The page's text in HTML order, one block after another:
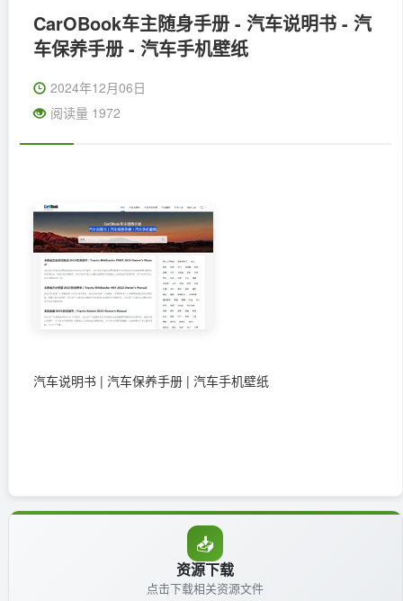
CarOBook车主随身手册 - 汽车说明书 - 汽
车保养手册 - 汽车手机壁纸
2024年12月06日
阅读量 1972
汽车说明书 | 汽车保养手册 | 汽车手机壁纸
📥
资源下载
点击下载相关资源文件